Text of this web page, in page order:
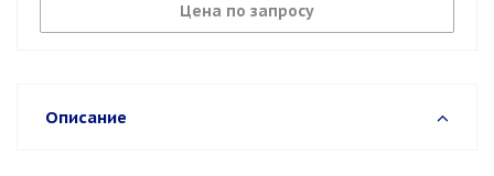
Цена по запросу
Описание